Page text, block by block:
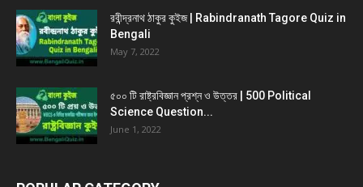
রবীন্দ্রনাথ ঠাকুর কুইজ | Rabindranath Tagore Quiz in
Bengali
May 7, 2022
৫০০ টি রাষ্ট্রবিজ্ঞান প্রশ্ন ও উত্তর | 500 Political
Science Question...
June 1, 2022